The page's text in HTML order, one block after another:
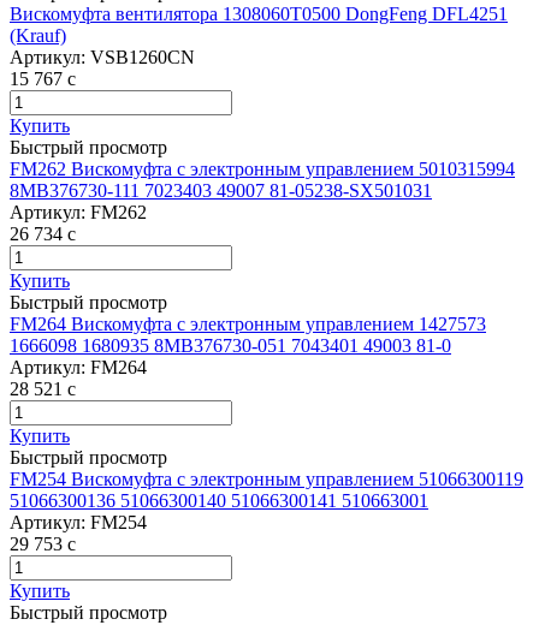
Вискомуфта вентилятора 1308060T0500 DongFeng DFL4251
(Krauf)
Артикул: VSB1260CN
15 767 c
Купить
Быстрый просмотр
FM262 Вискомуфта с электронным управлением 5010315994
8МВ376730-111 7023403 49007 81-05238-SX501031
Артикул: FM262
26 734 c
Купить
Быстрый просмотр
FM264 Вискомуфта с электронным управлением 1427573
1666098 1680935 8МВ376730-051 7043401 49003 81-0
Артикул: FM264
28 521 c
Купить
Быстрый просмотр
FM254 Вискомуфта с электронным управлением 51066300119
51066300136 51066300140 51066300141 510663001
Артикул: FM254
29 753 c
Купить
Быстрый просмотр